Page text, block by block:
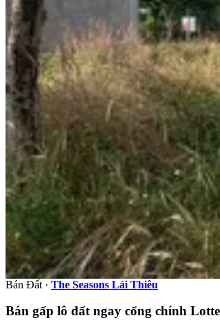
Bán Đất · The Seasons Lái Thiêu
Bán gấp lô đất ngay cổng chính